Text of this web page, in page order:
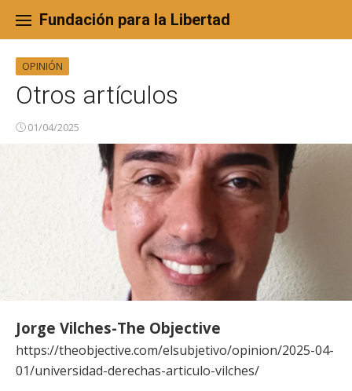
content
Fundación para la Libertad
OPINIÓN
Otros artículos
01/04/2025
Jorge Vilches-The Objective
https://theobjective.com/elsubjetivo/opinion/2025-04-
01/universidad-derechas-articulo-vilches/